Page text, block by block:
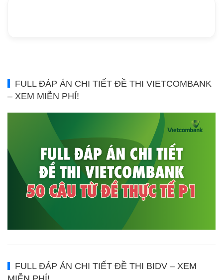
FULL ĐÁP ÁN CHI TIẾT ĐỀ THI VIETCOMBANK
– XEM MIỄN PHÍ!
FULL ĐÁP ÁN CHI TIẾT ĐỀ THI BIDV – XEM